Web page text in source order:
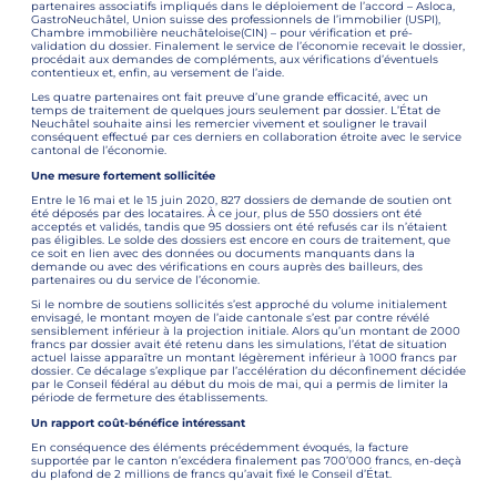
partenaires associatifs impliqués dans le déploiement de l’accord – Asloca,
GastroNeuchâtel, Union suisse des professionnels de l’immobilier (USPI),
Chambre immobilière neuchâteloise(CIN) – pour vérification et pré-
validation du dossier. Finalement le service de l’économie recevait le dossier,
procédait aux demandes de compléments, aux vérifications d’éventuels
contentieux et, enfin, au versement de l’aide.
Les quatre partenaires ont fait preuve d’une grande efficacité, avec un
temps de traitement de quelques jours seulement par dossier. L’État de
Neuchâtel souhaite ainsi les remercier vivement et souligner le travail
conséquent effectué par ces derniers en collaboration étroite avec le service
cantonal de l’économie.
Une mesure fortement sollicitée
Entre le 16 mai et le 15 juin 2020, 827 dossiers de demande de soutien ont
été déposés par des locataires. À ce jour, plus de 550 dossiers ont été
acceptés et validés, tandis que 95 dossiers ont été refusés car ils n’étaient
pas éligibles. Le solde des dossiers est encore en cours de traitement, que
ce soit en lien avec des données ou documents manquants dans la
demande ou avec des vérifications en cours auprès des bailleurs, des
partenaires ou du service de l’économie.
Si le nombre de soutiens sollicités s’est approché du volume initialement
envisagé, le montant moyen de l’aide cantonale s’est par contre révélé
sensiblement inférieur à la projection initiale. Alors qu’un montant de 2000
francs par dossier avait été retenu dans les simulations, l’état de situation
actuel laisse apparaître un montant légèrement inférieur à 1000 francs par
dossier. Ce décalage s’explique par l’accélération du déconfinement décidée
par le Conseil fédéral au début du mois de mai, qui a permis de limiter la
période de fermeture des établissements.
Un rapport coût-bénéfice intéressant
En conséquence des éléments précédemment évoqués, la facture
supportée par le canton n’excédera finalement pas 700’000 francs, en-deçà
du plafond de 2 millions de francs qu’avait fixé le Conseil d’État.